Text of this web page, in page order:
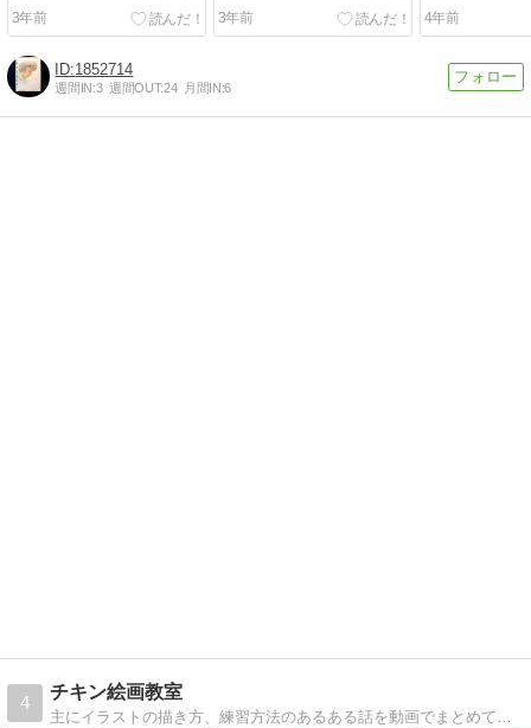
3年前 3年前
4年前
1852714
週間IN:3 週間OUT:24 月間IN:6
4
チキン絵画教室
主にイラストの描き方、練習方法のあるある話を動画でまとめています。初心者の方の絵の参考にぜひどうぞ